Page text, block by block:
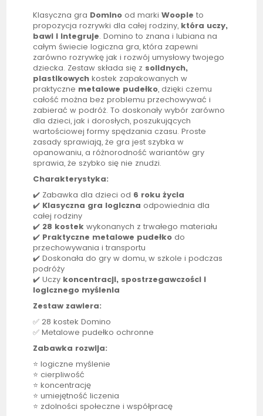
Klasyczna gra Dominood markiWoopie to
propozycja rozrywki dla całej rodziny, która uczy,
bawi i integruje. Domino to znana i lubiana na
całym świecie logiczna gra, która zapewni
zarówno rozrywkę jak i rozwój umysłowy twojego
dziecka. Zestaw składa się z solidnych,
plastikowych kostek zapakowanych w
praktyczne metalowe pudełko, dzięki czemu
całość można bez problemu przechowywać i
zabierać w podróż. To doskonały wybór zarówno
dla dzieci, jak i dorosłych, poszukujących
wartościowej formy spędzania czasu. Proste
zasady sprawiają, że gra jest szybka w
opanowaniu, a różnorodność wariantów gry
sprawia, że szybko się nie znudzi.
Charakterystyka:
✔️ Zabawka dla dzieci od 6 roku życia
✔️ Klasyczna gra logiczna odpowiednia dla
całej rodziny
✔️ 28 kostek wykonanych z trwałego materiału
✔️ Praktyczne metalowe pudełko do
przechowywania i transportu
✔️ Doskonała do gry w domu, w szkole i podczas
podróży
✔️ Uczy koncentracji, spostrzegawczości i
logicznego myślenia
Zestaw zawiera:
✅ 28 kostek Domino
✅ Metalowe pudełko ochronne
Zabawka rozwija:
⭐ logiczne myślenie
⭐ cierpliwość
⭐ koncentrację
⭐ umiejętność liczenia
⭐ zdolności społeczne i współpracę